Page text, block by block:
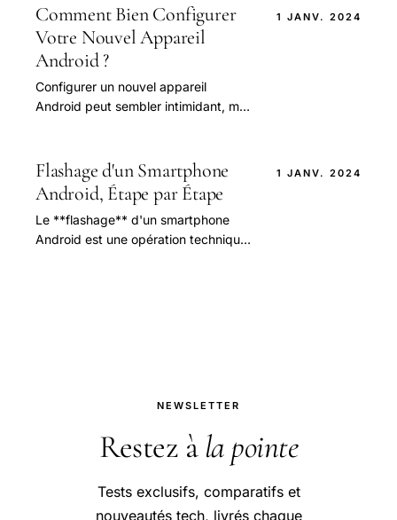
macOS.
Comment Bien Configurer
Votre Nouvel Appareil
Android ?
Configurer un nouvel appareil
Android peut sembler intimidant, mais
pour optimiser.
1 JANV. 2024
Flashage d'un Smartphone
Android, Étape par Étape
Le **flashage** d'un smartphone
Android est une opération technique
1 JANV. 2024
NEWSLETTER
Restez à la pointe
Tests exclusifs, comparatifs et
nouveautés tech, livrés chaque